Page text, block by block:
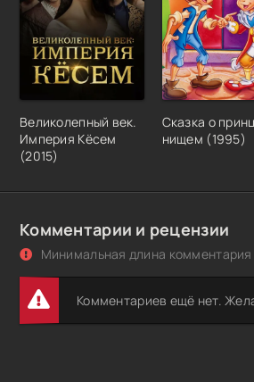
Великолепный век.
Империя Кёсем
(2015)
Сказка о
нищем (1995)
Комментарии и рецензии
Минимальная длина
Комментариев ещё нет.